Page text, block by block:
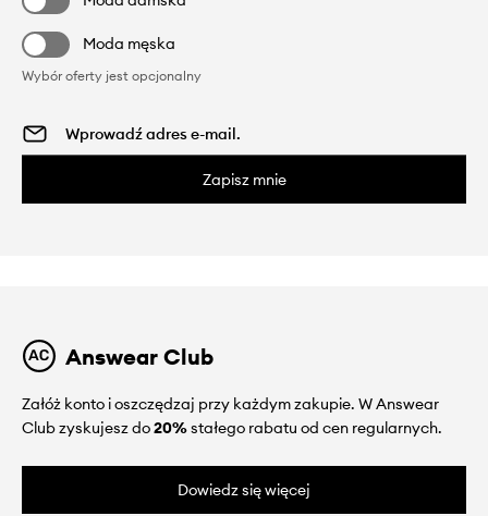
Moda męska
Wybór oferty jest opcjonalny
Zapisz mnie
Answear Club
Załóż konto i oszczędzaj przy każdym zakupie. W Answear
Club zyskujesz do20%stałego rabatu od cen regularnych.
Dowiedz się więcej